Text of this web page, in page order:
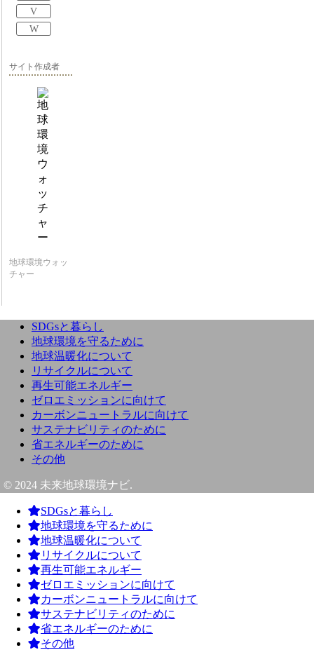
V
W
サイト作成者
地球環境ウォッ
チャー
SDGsと暮らし
地球環境を守るために
地球温暖化について
リサイクルについて
再生可能エネルギー
ゼロエミッションに向けて
カーボンニュートラルに向けて
サステナビリティのために
省エネルギーのために
その他
© 2024 未来地球環境ナビ.
SDGsと暮らし
地球環境を守るために
地球温暖化について
リサイクルについて
再生可能エネルギー
ゼロエミッションに向けて
カーボンニュートラルに向けて
サステナビリティのために
省エネルギーのために
その他